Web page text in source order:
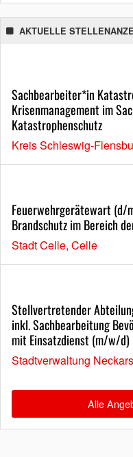
AKTUELLE
Sachbearbeiter*in
Krisenmanagement im
Katastrophenschutz
Kreis Schleswig-
Feuerwehrgerätewart (d/
Brandschutz im Bereich
Stadt Celle, Celle
Stellvertretender
inkl. Sachbearbeitung
mit Einsatzdienst (m/w/d)
Stadtverwaltung
Alle